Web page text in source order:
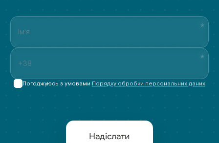
Погоджуюсь з умовами Порядку обробки персональних даних
Надіслати